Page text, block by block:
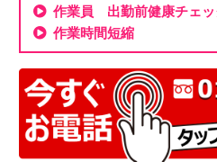
作業員 出勤前健康チェッ
作業時間短縮